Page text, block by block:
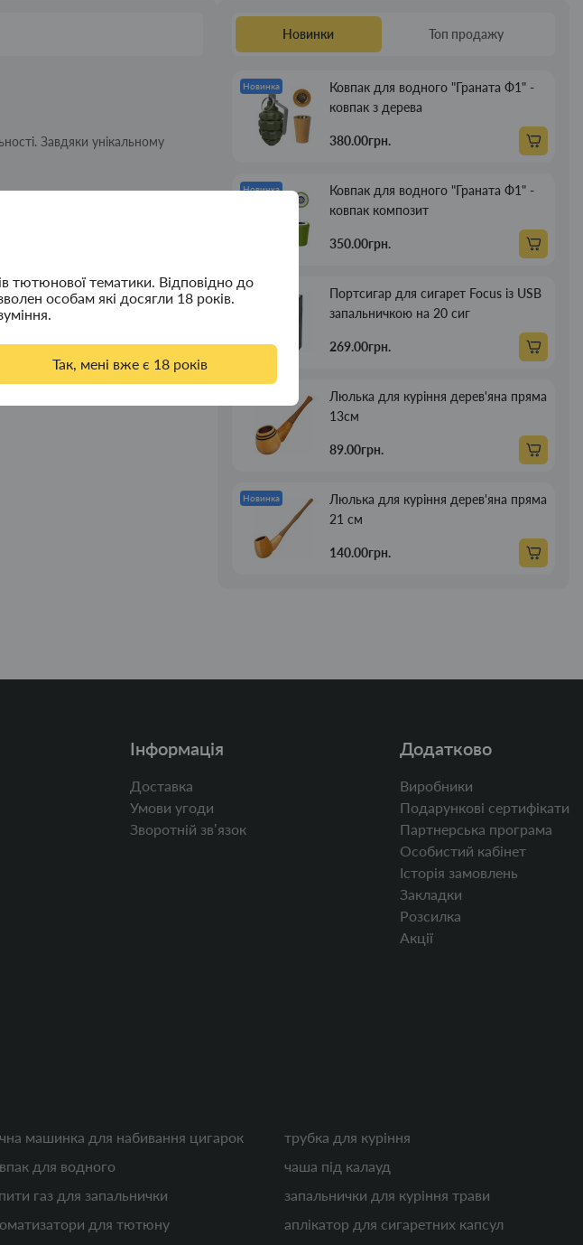
тютюнової тематики. Відповідно до
особам які досягли 18 років.
Так, мені вже є 18 років
Завдяки унікальному
служби.
образу яскравий стильний
Новинки Топ продажу
Новинка
Ковпак для водного "Граната Ф1" -
ковпак з дерева
380.00грн.
Новинка
Ковпак для водного "Граната Ф1" -
ковпак композит
350.00грн.
Новинка
Портсигар для сигарет Focus із USB
запальничкою на 20 сиг
269.00грн.
Люлька для куріння дерев'яна пряма
13см
89.00грн.
Новинка
Люлька для куріння дерев'яна пряма
21 см
140.00грн.
Інформація
Доставка
Умови угоди
Зворотній звʼязок
Додатково
Виробники
Подарункові сертифікати
Партнерська програма
Особистий кабінет
Історія замовлень
Закладки
Розсилка
Акції
машинка для набивання цигарок
для водного
газ для запальнички
для тютюну
трубка для куріння
чаша під калауд
запальнички для куріння трави
аплікатор для сигаретних капсул